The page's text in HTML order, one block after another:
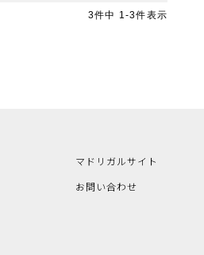
3件中 1-3件表示
マドリガルサイト
お問い合わせ